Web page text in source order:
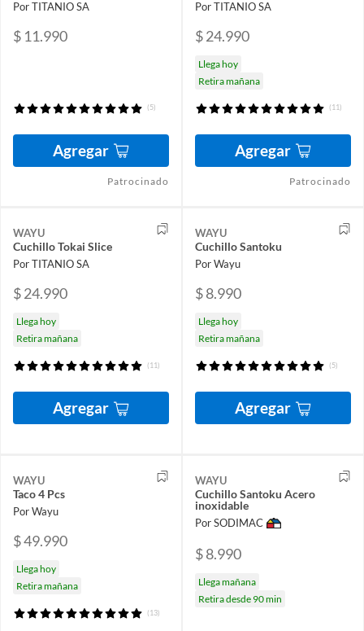
Por TITANIO SA
$ 11.990
(5)
Agregar
Patrocinado
Por TITANIO SA
$ 24.990
Llega hoy
Retira mañana
(11)
Agregar
Patrocinado
WAYU
Cuchillo Tokai Slice
Por TITANIO SA
$ 24.990
Llega hoy
Retira mañana
(11)
Agregar
WAYU
Cuchillo Santoku
Por Wayu
$ 8.990
Llega hoy
Retira mañana
(5)
Agregar
WAYU
Taco 4 Pcs
Por Wayu
$ 49.990
Llega hoy
Retira mañana
(13)
WAYU
Cuchillo Santoku Acero
inoxidable
Por SODIMAC
$ 8.990
Llega mañana
Retira desde 90 min